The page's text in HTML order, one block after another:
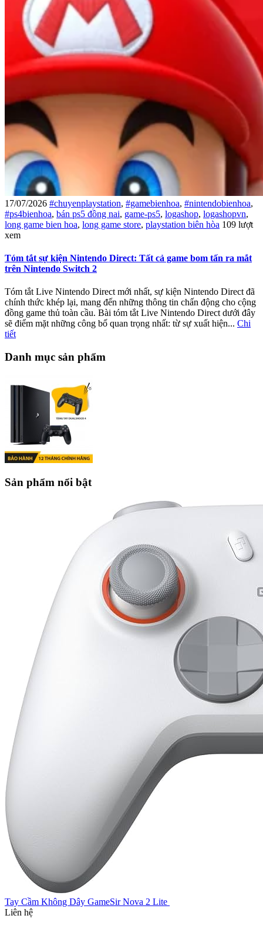
17/07/2026 #chuyenplaystation, #gamebienhoa, #nintendobienhoa,
#ps4bienhoa, bán ps5 đồng nai, game-ps5, logashop, logashopvn,
long game bien hoa, long game store, playstation biên hòa 109 lượt
xem
Tóm tắt sự kiện Nintendo Direct: Tất cả game bom tấn ra mắt
trên Nintendo Switch 2
Tóm tắt Live Nintendo Direct mới nhất, sự kiện Nintendo Direct đã
chính thức khép lại, mang đến những thông tin chấn động cho cộng
đồng game thủ toàn cầu. Bài tóm tắt Live Nintendo Direct dưới đây
sẽ điểm mặt những công bố quan trọng nhất: từ sự xuất hiện... Chi
tiết
Danh mục sản phẩm
Sản phẩm nổi bật
Tay Cầm Không Dây GameSir Nova 2 Lite
Liên hệ